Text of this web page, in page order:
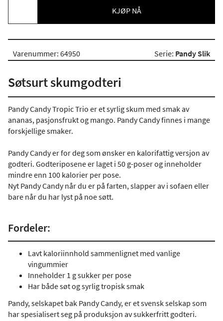
KJØP NÅ
Varenummer: 64950 Serie: Pandy Slik
Søtsurt skumgodteri
Pandy Candy Tropic Trio er et syrlig skum med smak av
ananas, pasjonsfrukt og mango. Pandy Candy finnes i mange
forskjellige smaker.
Pandy Candy er for deg som ønsker en kalorifattig versjon av
godteri. Godteriposene er laget i 50 g-poser og inneholder
mindre enn 100 kalorier per pose.
Nyt Pandy Candy når du er på farten, slapper av i sofaen eller
bare når du har lyst på noe søtt.
Fordeler:
Lavt kaloriinnhold sammenlignet med vanlige
vingummier
Inneholder 1 g sukker per pose
Har både søt og syrlig tropisk smak
Pandy, selskapet bak Pandy Candy, er et svensk selskap som
har spesialisert seg på produksjon av sukkerfritt godteri.